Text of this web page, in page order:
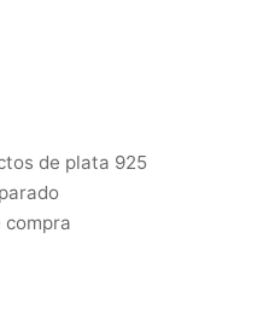
de plata 925
compra